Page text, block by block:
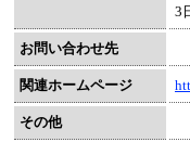
3
お問い合わせ先
関連ホームページ
その他